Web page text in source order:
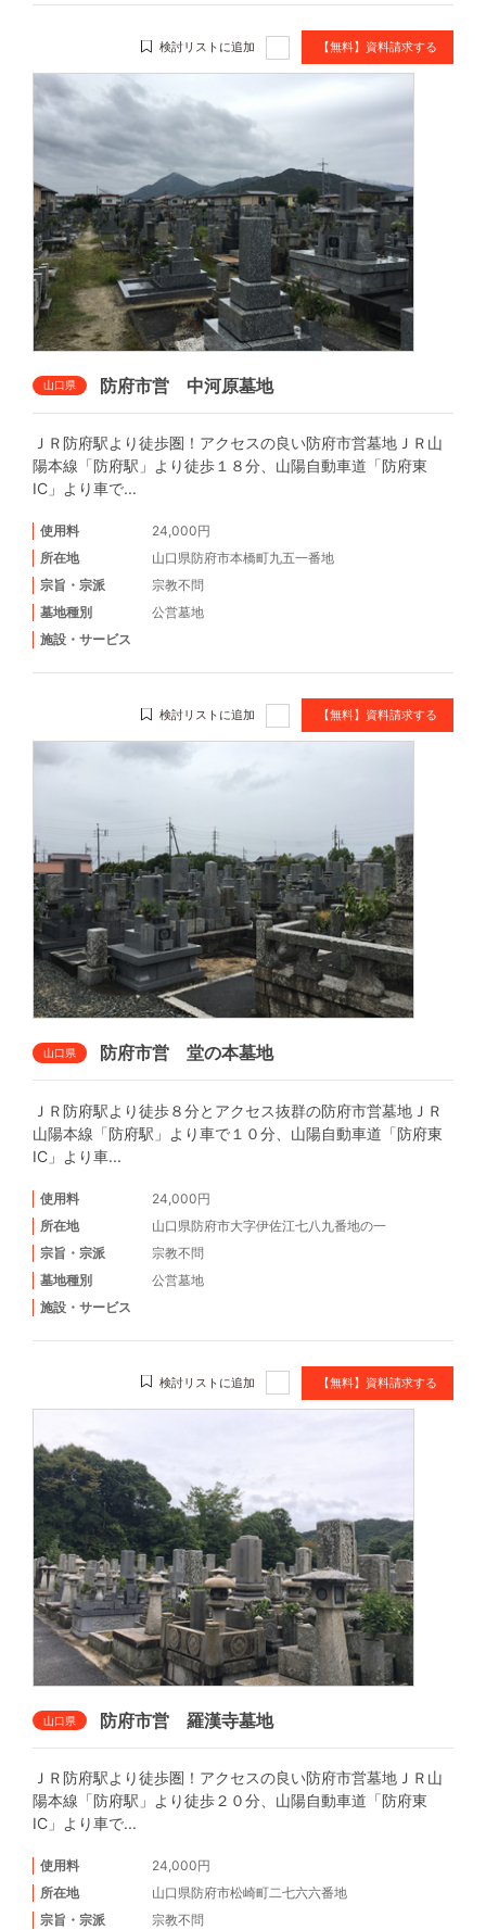
検討リストに追加 【無料】資料請求する
山口県 防府市営 中河原墓地
ＪＲ防府駅より徒歩圏！アクセスの良い防府市営墓地ＪＲ山
陽本線「防府駅」より徒歩１８分、山陽自動車道「防府東
IC」より車で...
使用料
24,000円
所在地
山口県防府市本橋町九五一番地
宗旨・宗派
宗教不問
墓地種別
公営墓地
施設・サービス
検討リストに追加 【無料】資料請求する
山口県 防府市営 堂の本墓地
ＪＲ防府駅より徒歩８分とアクセス抜群の防府市営墓地ＪＲ
山陽本線「防府駅」より車で１０分、山陽自動車道「防府東
IC」より車...
使用料
24,000円
所在地
山口県防府市大字伊佐江七八九番地の一
宗旨・宗派
宗教不問
墓地種別
公営墓地
施設・サービス
検討リストに追加 【無料】資料請求する
山口県 防府市営 羅漢寺墓地
ＪＲ防府駅より徒歩圏！アクセスの良い防府市営墓地ＪＲ山
陽本線「防府駅」より徒歩２０分、山陽自動車道「防府東
IC」より車で...
使用料
24,000円
所在地
山口県防府市松崎町二七六六番地
宗旨・宗派
宗教不問